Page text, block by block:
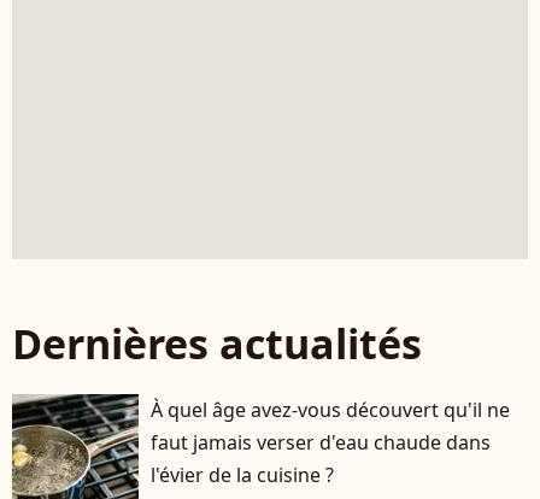
Dernières actualités
À quel âge avez-vous découvert qu'il ne
faut jamais verser d'eau chaude dans
l'évier de la cuisine ?